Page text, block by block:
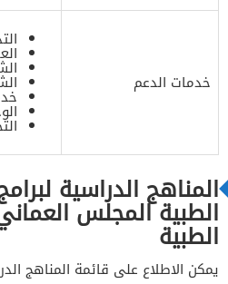
خدمات الدعم
المناهج الدراسية
الطبية المجلس
الطبية
يمكن الاطلاع على قائمة المناهج